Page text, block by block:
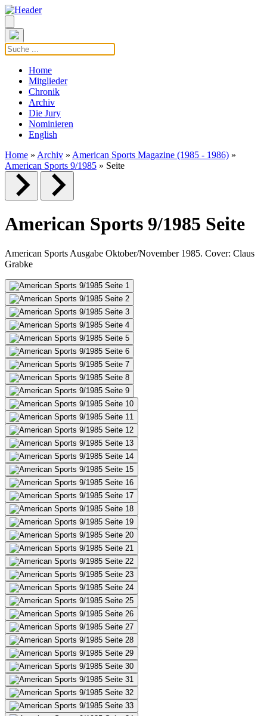
Home
Mitglieder
Chronik
Archiv
Die Jury
Nominieren
English
Home » Archiv » American Sports Magazine (1985 - 1986) »
American Sports 9/1985 » Seite
American Sports 9/1985 Seite
American Sports Ausgabe Oktober/November 1985. Cover: Claus
Grabke